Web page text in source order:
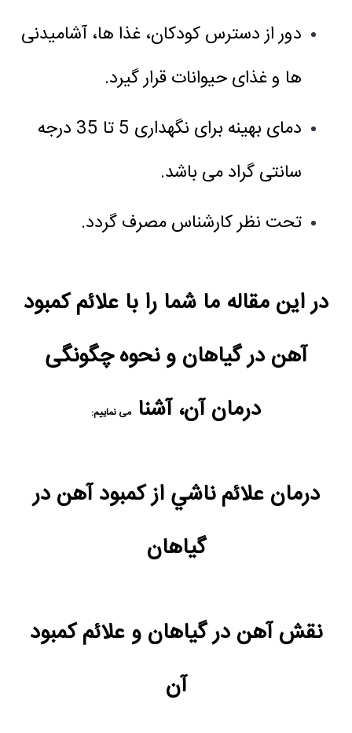
دور از دسترس کودکان، غذا ها، آشامیدنی
ها و غذای حیوانات قرار گیرد.
دمای بهینه برای نگهداری 5 تا 35 درجه
سانتی گراد می باشد.
تحت نظر کارشناس مصرف گردد.
در این مقاله ما شما را با علائم کمبود
آهن در گیاهان و نحوه چگونگی
درمان آن، آشنا می نماییم:
درمان علائم ناشي از كمبود آهن در
گياهان
نقش آهن در گیاهان و علائم کمبود
آن